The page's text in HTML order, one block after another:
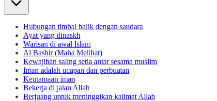
Hubungan timbal balik dengan saudara
Ayat yang dinaskh
Warisan di awal Islam
Al Bashir (Maha Melihat)
Kewajiban saling setia antar sesama muslim
Iman adalah ucapan dan perbuatan
Keutamaan iman
Bekerja di jalan Allah
Berjuang untuk meninggikan kalimat Allah